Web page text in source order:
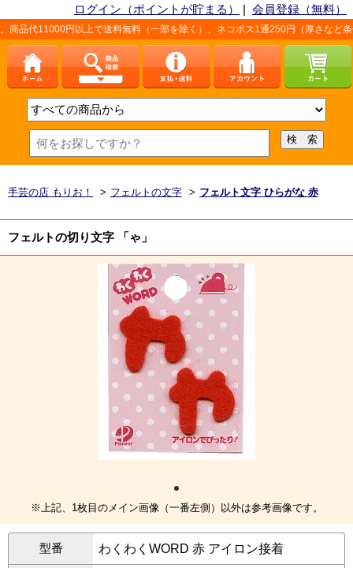
ログイン（ポイントが貯まる） | 会員登録（無料）
上で送料無料（一部を除く）、ネコポス1通250円（厚さなど条件あり）。詳
手芸の店 もりお！ > フェルトの文字 > フェルト文字 ひらがな 赤
フェルトの切り文字 「ゃ」
※上記、1枚目のメイン画像（一番左側）以外は参考画像です。
型番 わくわくWORD 赤 アイロン接着